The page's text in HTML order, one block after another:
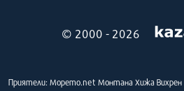
© 2000 - 2026
Приятели: Морето.net Монтана Хижа Вихрен